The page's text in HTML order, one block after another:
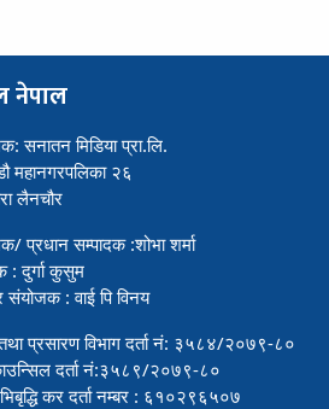
सनातन मिडिया प्रा.लि.
महानगरपलिका २६
लैनचौर
प्रधान सम्पादक :शोभा शर्मा
: दुर्गा कुसुम
संयोजक : वाई पि विनय
प्रसारण विभाग दर्ता नं: ३५८४/२०७९-८०
दर्ता नं:३५८९/२०७९-८०
कर दर्ता नम्बर : ६१०२९६५०७